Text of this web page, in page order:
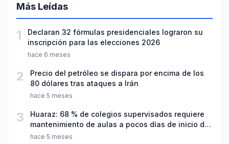
Más Leídas
1
Declaran 32 fórmulas presidenciales lograron su
inscripción para las elecciones 2026
hace 6 meses
2
Precio del petróleo se dispara por encima de los
80 dólares tras ataques a Irán
hace 5 meses
3
Huaraz: 68 % de colegios supervisados requiere
mantenimiento de aulas a pocos días de inicio del
año escolar 2026
hace 5 meses